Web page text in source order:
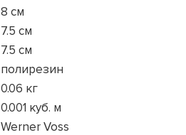
8 см
7.5 см
7.5 см
полирезин
0.06 кг
0.001 куб. м
Werner Voss